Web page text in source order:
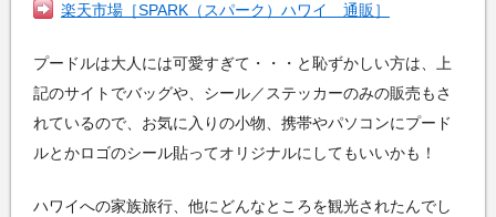
楽天市場［SPARK（スパーク）ハワイ 通販］
プードルは大人には可愛すぎて・・・と恥ずかしい方は、上
記のサイトでバッグや、シール／ステッカーのみの販売もさ
れているので、お気に入りの小物、携帯やパソコンにプード
ルとかロゴのシール貼ってオリジナルにしてもいいかも！
ハワイへの家族旅行、他にどんなところを観光されたんでし